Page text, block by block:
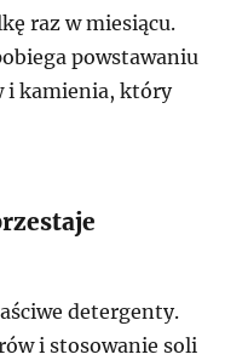
raz w miesiącu.
powstawaniu
i kamienia, który
detergenty.
i stosowanie soli